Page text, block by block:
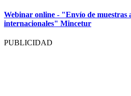
Webinar online - "Envío de muestras
internacionales" Mincetur
PUBLICIDAD